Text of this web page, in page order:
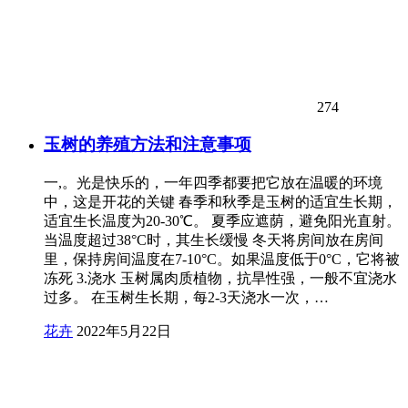
274
玉树的养殖方法和注意事项
一,。光是快乐的，一年四季都要把它放在温暖的环境
中，这是开花的关键 春季和秋季是玉树的适宜生长期，
适宜生长温度为20-30℃。 夏季应遮荫，避免阳光直射。
当温度超过38°C时，其生长缓慢 冬天将房间放在房间
里，保持房间温度在7-10°C。如果温度低于0°C，它将被
冻死 3.浇水 玉树属肉质植物，抗旱性强，一般不宜浇水
过多。 在玉树生长期，每2-3天浇水一次，…
花卉 2022年5月22日